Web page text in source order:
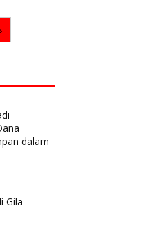
dalam
Gila